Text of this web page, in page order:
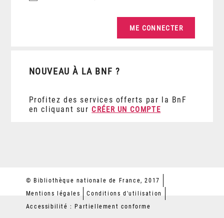
NOUVEAU À LA BNF ?
Profitez des services offerts par la BnF
en cliquant sur CRÉER UN COMPTE
© Bibliothèque nationale de France, 2017
Mentions légales
Conditions d'utilisation
Accessibilité : Partiellement conforme